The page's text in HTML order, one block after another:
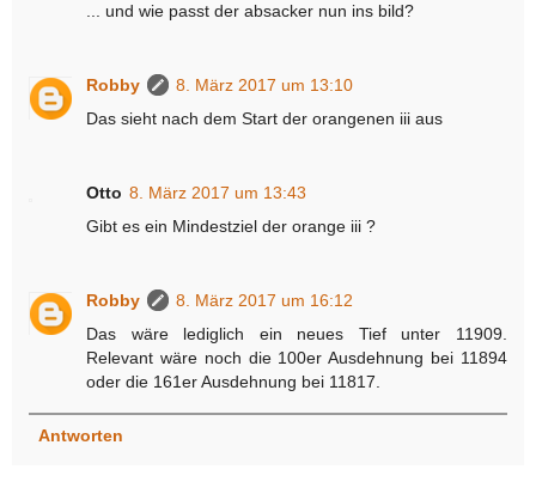
... und wie passt der absacker nun ins bild?
Robby
8. März 2017 um 13:10
Das sieht nach dem Start der orangenen iii aus
Otto 8. März 2017 um 13:43
Gibt es ein Mindestziel der orange iii ?
Robby
8. März 2017 um 16:12
Das wäre lediglich ein neues Tief unter 11909.
Relevant wäre noch die 100er Ausdehnung bei 11894
oder die 161er Ausdehnung bei 11817.
Antworten